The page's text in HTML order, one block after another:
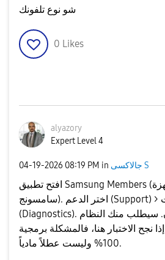
شو نوع تلفونك
0 Likes
alyazory
Expert Level 4
‎04-19-2026 08:19 PM in جالاكسى S
​افتح تطبيق Samsung Members (موجود مسبقاً في أجهزة
سامسونج). ​اختر الدعم (Support) > التشخيصات
(Diagnostics). ​اختر الميكروفون. سيطلب منك النظام
نجح الاختبار هنا، فالمشكلة برمجية
100% وليست عطلاً مادياً. ​